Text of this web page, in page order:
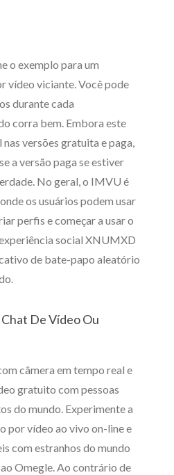
o exemplo para um
vídeo viciante. Você pode
durante cada
corra bem. Embora este
versões gratuita e paga,
a versão paga se estiver
No geral, o IMVU é
os usuários podem usar
perfis e começar a usar o
social XNUMXD
de bate-papo aleatório
De Vídeo Ou
câmera em tempo real e
gratuito com pessoas
do mundo. Experimente a
por vídeo ao vivo on-line e
com estranhos do mundo
Omegle. Ao contrário de